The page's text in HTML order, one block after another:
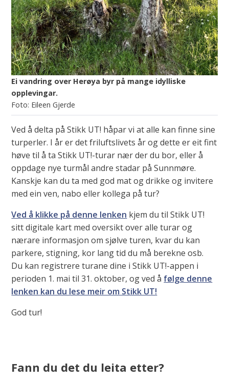
Ei vandring over Herøya byr på mange idylliske
opplevingar.
Eileen Gjerde
Ved å delta på Stikk UT! håpar vi at alle kan finne sine
turperler. I år er det friluftslivets år og dette er eit fint
høve til å ta Stikk UT!-turar nær der du bor, eller å
oppdage nye turmål andre stadar på Sunnmøre.
Kanskje kan du ta med god mat og drikke og invitere
med ein ven, nabo eller kollega på tur?
Ved å klikke på denne lenken kjem du til Stikk UT!
sitt digitale kart med oversikt over alle turar og
nærare informasjon om sjølve turen, kvar du kan
parkere, stigning, kor lang tid du må berekne osb.
Du kan registrere turane dine i Stikk UT!-appen i
perioden 1. mai til 31. oktober, og ved å følge denne
lenken kan du lese meir om Stikk UT!
God tur!
Fann du det du leita etter?